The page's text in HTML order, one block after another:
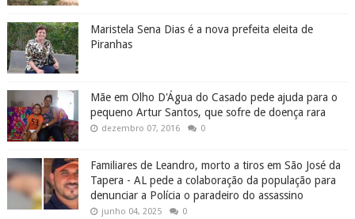
Maristela Sena Dias é a nova prefeita eleita de
Piranhas
Mãe em Olho D'Água do Casado pede ajuda para o
pequeno Artur Santos, que sofre de doença rara
dezembro 07, 2016 0
Familiares de Leandro, morto a tiros em São José da
Tapera - AL pede a colaboração da população para
denunciar a Polícia o paradeiro do assassino
junho 04, 2025 0